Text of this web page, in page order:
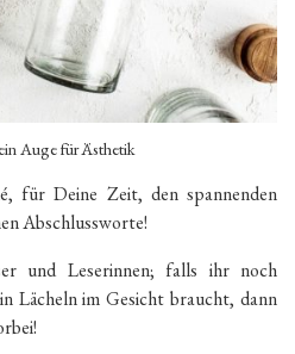
Auge für Ästhetik
für Deine Zeit, den spannenden
Abschlussworte!
und Leserinnen; falls ihr noch
Lächeln im Gesicht braucht, dann